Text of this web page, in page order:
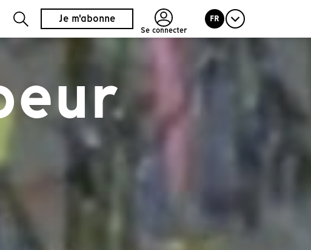
Je m'abonne
Se connecter
FR